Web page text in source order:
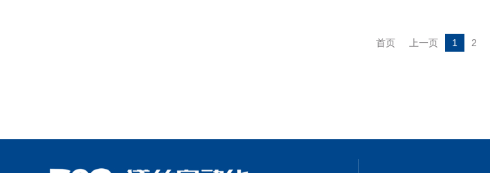
首页 上一页 1 2